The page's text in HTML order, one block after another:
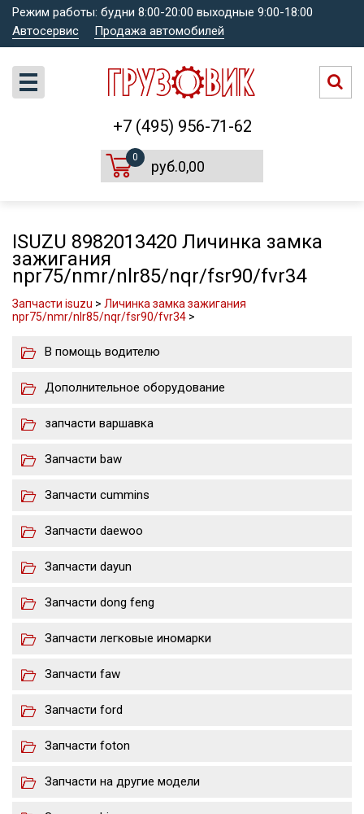
Режим работы: будни 8:00-20:00 выходные 9:00-18:00
Автосервис
Продажа автомобилей
+7 (495) 956-71-62
0
руб.0,00
ISUZU 8982013420 Личинка замка
зажигания
npr75/nmr/nlr85/nqr/fsr90/fvr34
Запчасти isuzu > Личинка замка зажигания
npr75/nmr/nlr85/nqr/fsr90/fvr34 >
В помощь водителю
Дополнительное оборудование
запчасти варшавка
Запчасти baw
Запчасти cummins
Запчасти daewoo
Запчасти dayun
Запчасти dong feng
Запчасти легковые иномарки
Запчасти faw
Запчасти ford
Запчасти foton
Запчасти на другие модели